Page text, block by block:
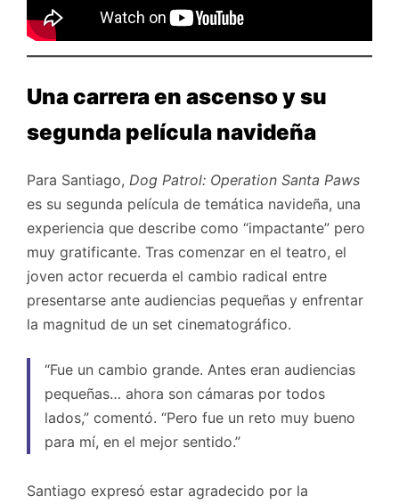
Una carrera en ascenso y su
segunda película navideña
Para Santiago, Dog Patrol: Operation Santa Paws
es su segunda película de temática navideña, una
experiencia que describe como “impactante” pero
muy gratificante. Tras comenzar en el teatro, el
joven actor recuerda el cambio radical entre
presentarse ante audiencias pequeñas y enfrentar
la magnitud de un set cinematográfico.
“Fue un cambio grande. Antes eran audiencias
pequeñas… ahora son cámaras por todos
lados,” comentó. “Pero fue un reto muy bueno
para mí, en el mejor sentido.”
Santiago expresó estar agradecido por la